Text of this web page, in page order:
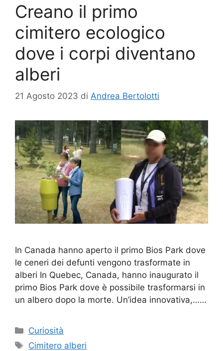
Creano il primo
cimitero ecologico
dove i corpi diventano
alberi
21 Agosto 2023 di Andrea Bertolotti
In Canada hanno aperto il primo Bios Park dove
le ceneri dei defunti vengono trasformate in
alberi In Quebec, Canada, hanno inaugurato il
primo Bios Park dove è possibile trasformarsi in
un albero dopo la morte. Un’idea innovativa,……
Categorie
Curiosità
Tag
Cimitero alberi